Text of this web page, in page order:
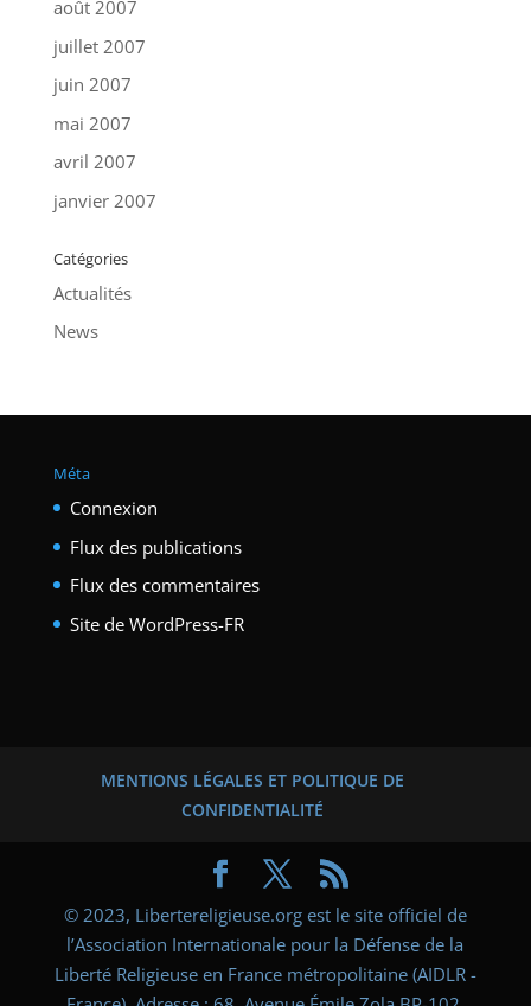
août 2007
juillet 2007
juin 2007
mai 2007
avril 2007
janvier 2007
Catégories
Actualités
News
Méta
Connexion
Flux des publications
Flux des commentaires
Site de WordPress-FR
MENTIONS LÉGALES ET POLITIQUE DE
CONFIDENTIALITÉ
© 2023, Libertereligieuse.org est le site officiel de
l’Association Internationale pour la Défense de la
Liberté Religieuse en France métropolitaine (AIDLR -